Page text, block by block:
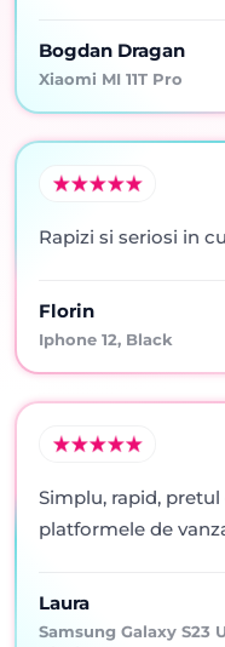
Bogdan Dragan
Xiaomi MI 11T Pro
Rapizi si seriosi in
Florin
Iphone 12, Black
Simplu, rapid,
platformele de
Laura
Samsung Galaxy S23